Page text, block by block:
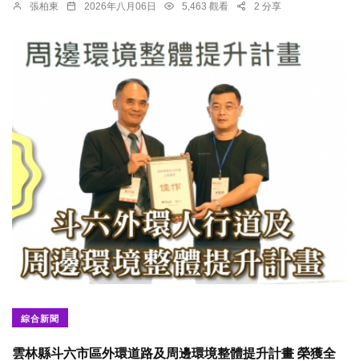
張柏東 2026年八月06日 5,463 觀看 2 分享
綜合新聞
雲林縣斗六市區外環道路及周邊環境整體提升計畫 榮獲全